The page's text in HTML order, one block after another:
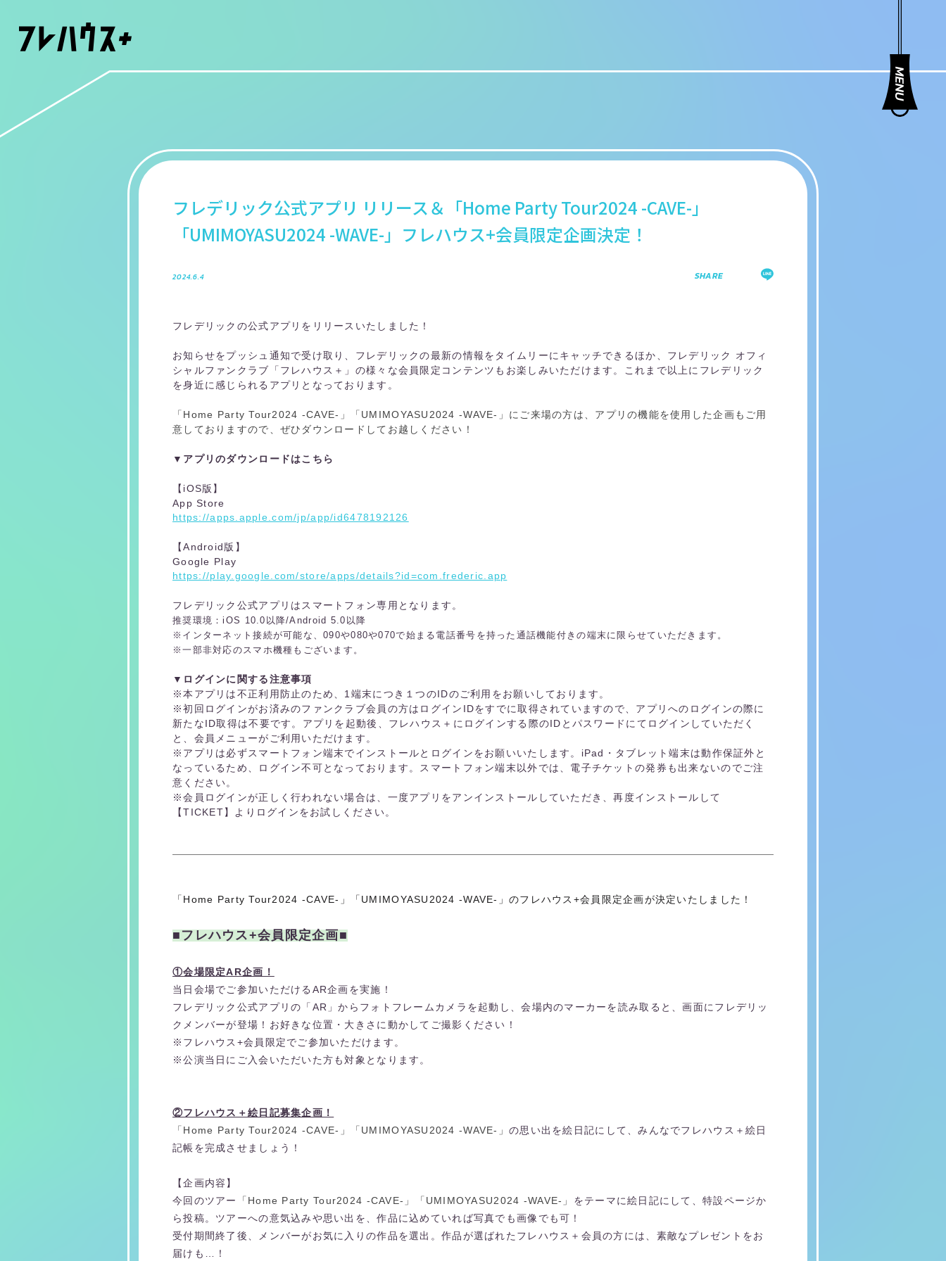
フレデリック公式アプリ リリース＆「Home Party Tour2024 -CAVE-」
「UMIMOYASU2024 -WAVE-」フレハウス+会員限定企画決定！
2024.6.4 SHARE
フレデリックの公式アプリをリリースいたしました！
お知らせをプッシュ通知で受け取り、フレデリックの最新の情報をタイムリーにキャッチできるほか、フレデリック オフィ
シャルファンクラブ「フレハウス＋」の様々な会員限定コンテンツもお楽しみいただけます。これまで以上にフレデリック
を身近に感じられるアプリとなっております。
「Home Party Tour2024 -CAVE-」「UMIMOYASU2024 -WAVE-」にご来場の方は、アプリの機能を使用した企画もご用
意しておりますので、ぜひダウンロードしてお越しください！
▼アプリのダウンロードはこちら
【iOS版】
App Store
https://apps.apple.com/jp/app/id6478192126
【Android版】
Google Play
https://play.google.com/store/apps/details?id=com.frederic.app
フレデリック公式アプリはスマートフォン専用となります。
推奨環境：iOS 10.0以降/Android 5.0以降
※インターネット接続が可能な、090や080や070で始まる電話番号を持った通話機能付きの端末に限らせていただきます。
※一部非対応のスマホ機種もございます。
▼ログインに関する注意事項
※本アプリは不正利用防止のため、1端末につき１つのIDのご利用をお願いしております。
※初回ログインがお済みのファンクラブ会員の方はログインIDをすでに取得されていますので、アプリへのログインの際に
新たなID取得は不要です。アプリを起動後、フレハウス＋にログインする際のIDとパスワードにてログインしていただく
と、会員メニューがご利用いただけます。
※アプリは必ずスマートフォン端末でインストールとログインをお願いいたします。iPad・タブレット端末は動作保証外と
なっているため、ログイン不可となっております。スマートフォン端末以外では、電子チケットの発券も出来ないのでご注
意ください。
※会員ログインが正しく行われない場合は、一度アプリをアンインストールしていただき、再度インストールして
【TICKET】よりログインをお試しください。
「Home Party Tour2024 -CAVE-」「UMIMOYASU2024 -WAVE-」のフレハウス+会員限定企画が決定いたしました！
■ フレハウス+会員限定企画■
①会場限定AR企画！
当日会場でご参加いただけるAR企画を実施！
フレデリック公式アプリの「AR」からフォトフレームカメラを起動し、会場内のマーカーを読み取ると、画面にフレデリッ
クメンバーが登場！お好きな位置・大きさに動かしてご撮影ください！
※フレハウス+会員限定でご参加いただけます。
※公演当日にご入会いただいた方も対象となります。
②フレハウス＋絵日記募集企画！
「Home Party Tour2024 -CAVE-」「UMIMOYASU2024 -WAVE-」 の思い出を絵日記にして、みんなでフレハウス＋絵日
記帳を完成させましょう！
【企画内容】
今回のツアー
「Home Party Tour2024 -CAVE-」「UMIMOYASU2024 -WAVE-」 をテーマに絵日記にして、特設ページか
ら投稿。ツアーへの意気込みや思い出を、作品に込めていれば写真でも画像でも可！
受付期間終了後、メンバーがお気に入りの作品を選出。作品が選ばれたフレハウス＋会員の方には、素敵なプレゼントをお
届けも…！